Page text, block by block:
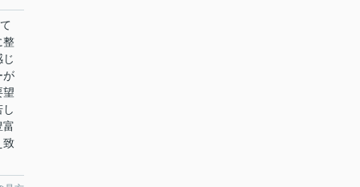
整
が
望
富
致